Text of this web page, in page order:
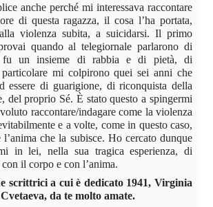
anche perché mi interessava raccontare
di questa ragazza, il cosa l’ha portata,
violenza subita, a suicidarsi. Il primo
quando al telegiornale parlarono di
fu un insieme di rabbia e di pietà, di
mi colpirono quei sei anni che
essere di guarigione, di riconquista della
del proprio Sé. È stato questo a spingermi
raccontare/indagare come la violenza
e a volte, come in questo caso,
che la subisce. Ho cercato dunque
in lei, nella sua tragica esperienza, di
il corpo e con l’anima.
scrittrici a cui è dedicato 1941, Virginia
da te molto amate.